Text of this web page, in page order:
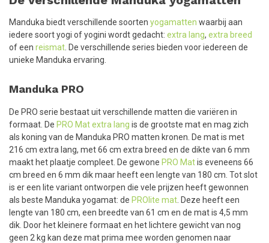
Manduka biedt verschillende soorten yogamatten waarbij aan
iedere soort yogi of yogini wordt gedacht: extra lang, extra breed
of een reismat . De verschillende series bieden voor iedereen de
unieke Manduka ervaring.
Manduka PRO
De PRO serie bestaat uit verschillende matten die variëren in
formaat. De PRO Mat extra lang is de grootste mat en mag zich
als koning van de Manduka PRO matten kronen. De mat is met
216 cm extra lang, met 66 cm extra breed en de dikte van 6 mm
maakt het plaatje compleet. De gewone PRO Matis eveneens 66
cm breed en 6 mm dik maar heeft een lengte van 180 cm. Tot slot
is er een lite variant ontworpen die vele prijzen heeft gewonnen
als beste Manduka yogamat: de PROlite mat . Deze heeft een
lengte van 180 cm, een breedte van 61 cm en de mat is 4,5 mm
dik. Door het kleinere formaat en het lichtere gewicht van nog
geen 2 kg kan deze mat prima mee worden genomen naar